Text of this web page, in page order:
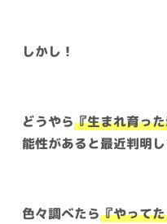
しかし！
どうやら『生まれ育っ
能性があると最近判明し
色々調べたら『やって